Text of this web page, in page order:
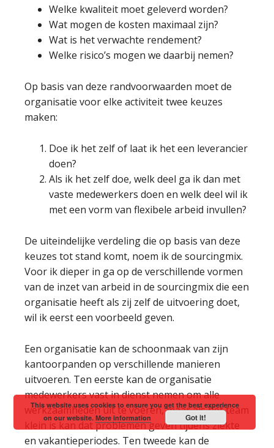
Welke kwaliteit moet geleverd worden?
Wat mogen de kosten maximaal zijn?
Wat is het verwachte rendement?
Welke risico’s mogen we daarbij nemen?
Op basis van deze randvoorwaarden moet de
organisatie voor elke activiteit twee keuzes
maken:
Doe ik het zelf of laat ik het een leverancier
doen?
Als ik het zelf doe, welk deel ga ik dan met
vaste medewerkers doen en welk deel wil ik
met een vorm van flexibele arbeid invullen?
De uiteindelijke verdeling die op basis van deze
keuzes tot stand komt, noem ik de sourcingmix.
Voor ik dieper in ga op de verschillende vormen
van de inzet van arbeid in de sourcingmix die een
organisatie heeft als zij zelf de uitvoering doet,
wil ik eerst een voorbeeld geven.
Een organisatie kan de schoonmaak van zijn
kantoorpanden op verschillende manieren
uitvoeren. Ten eerste kan de organisatie
medewerkers vast in dienst nemen om alle
werkzaamheden uit te voeren, maar als het team
klein is kan dat problemen geven tijdens ziekte
en vakantieperiodes. Ten tweede kan de
This website uses cookies to ensure you get the best experience
on our website. More information Got it!